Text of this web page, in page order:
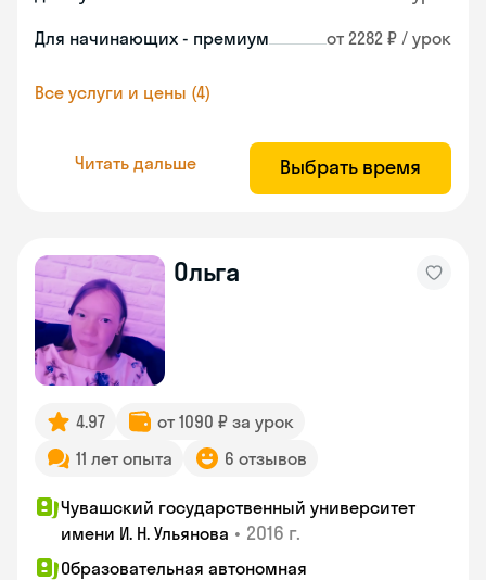
Для начинающих - премиум от 2282 ₽ / урок
Все услуги и цены (4)
Читать дальше Выбрать время
Ольга
4.97
от 1090 ₽ за урок
11 лет опыта
6 отзывов
Чувашский государственный университет
имени И. Н. Ульянова • 2016 г.
Образовательная автономная